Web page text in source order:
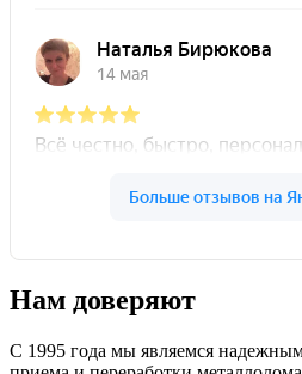
Нам доверяют
С 1995 года мы являемся